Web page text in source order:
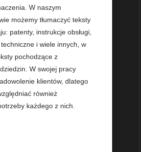
W naszym
możemy tłumaczyć teksty
patenty, instrukcje obsługi,
i wiele innych, w
pochodzące z
W swojej pracy
klientów, dlatego
również
każdego z nich.